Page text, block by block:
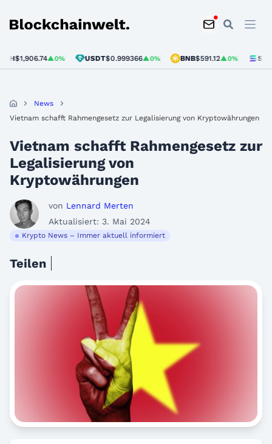
Blockchainwelt
$1,906.74▲0% USDT$0.999366▲0% BNB$591.12▲0% SOL
News
Vietnam schafft Rahmengesetz zur Legalisierung von Kryptowährungen
Vietnam schafft Rahmengesetz zur
Legalisierung von
Kryptowährungen
von Lennard Merten
Aktualisiert: 3. Mai 2024
Krypto News – Immer aktuell informiert
Teilen